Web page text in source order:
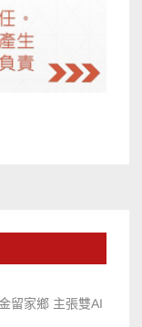
留家鄉 主張雙AI